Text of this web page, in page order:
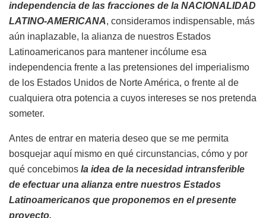
independencia de las fracciones de la NACIONALIDAD
LATINO-AMERICANA, consideramos indispensable, más
aún inaplazable, la alianza de nuestros Estados
Latinoamericanos para mantener incólume esa
independencia frente a las pretensiones del imperialismo
de los Estados Unidos de Norte América, o frente al de
cualquiera otra potencia a cuyos intereses se nos pretenda
someter.
Antes de entrar en materia deseo que se me permita
bosquejar aquí mismo en qué circunstancias, cómo y por
qué concebimos la idea de la necesidad intransferible
de efectuar una alianza entre nuestros Estados
Latinoamericanos que proponemos en el presente
proyecto.